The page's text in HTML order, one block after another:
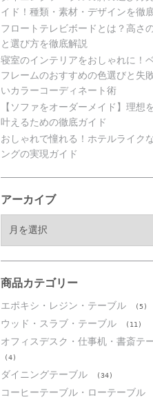
イド！種類・素材・デザインを徹
フロートテレビボードとは？高さ
と選び方を徹底解説
寝室のインテリアをおしゃれに！
フレームのおすすめの色選びと失
いカラーコーディネート術
【ソファをオーダーメイド】理想
叶えるための徹底ガイド
おしゃれで憧れる！ホテルライク
ングの実現ガイド
アーカイブ
ブ
商品カテゴリー
エポキシ・レジン・テーブル (5)
ウッド・スラブ・テーブル (11)
オフィスデスク・仕事机・書斎テ
(4)
ダイニングテーブル (34)
コーヒーテーブル・ローテーブル